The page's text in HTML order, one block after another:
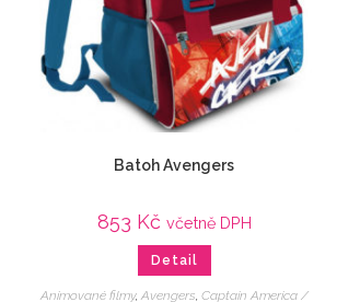
Batoh Avengers
853 Kč včetně DPH
Detail
Animované filmy, Avengers, Captain America /